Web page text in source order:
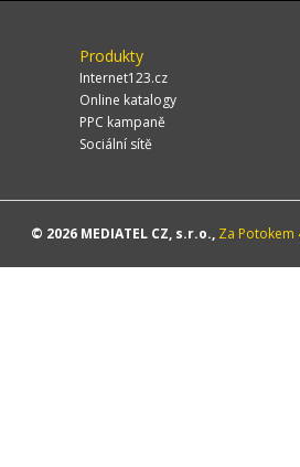
Produkty
Internet123.cz
Online katalogy
PPC kampaně
Sociální sítě
© 2026 MEDIATEL CZ, s.r.o.,Za Potokem